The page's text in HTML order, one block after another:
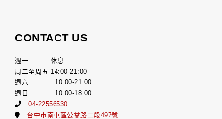
CONTACT US
週一 休息
周二至周五 14:00-21:00
週六 10:00-21:00
週日 10:00-18:00
04-22556530
台中市南屯區公益路二段497號